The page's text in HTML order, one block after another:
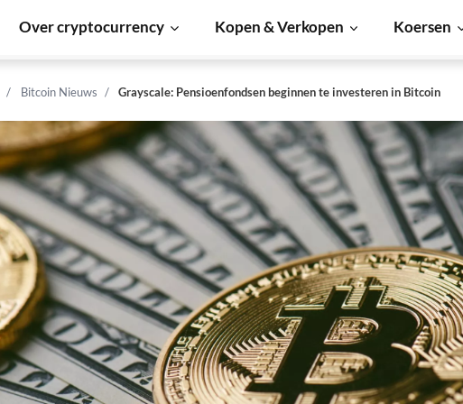
Over cryptocurrency Kopen & Verkopen Koersen
Bitcoin Nieuws Grayscale: Pensioenfondsen beginnen te investeren in Bitcoin